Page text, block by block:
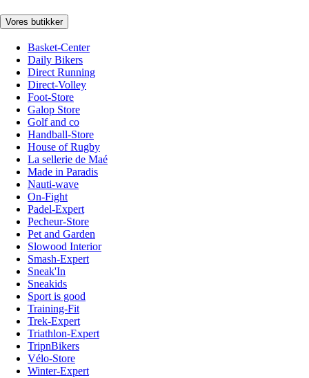
Vores butikker
Basket-Center
Daily Bikers
Direct Running
Direct-Volley
Foot-Store
Galop Store
Golf and co
Handball-Store
House of Rugby
La sellerie de Maé
Made in Paradis
Nauti-wave
On-Fight
Padel-Expert
Pecheur-Store
Pet and Garden
Slowood Interior
Smash-Expert
Sneak'In
Sneakids
Sport is good
Training-Fit
Trek-Expert
Triathlon-Expert
TripnBikers
Vélo-Store
Winter-Expert